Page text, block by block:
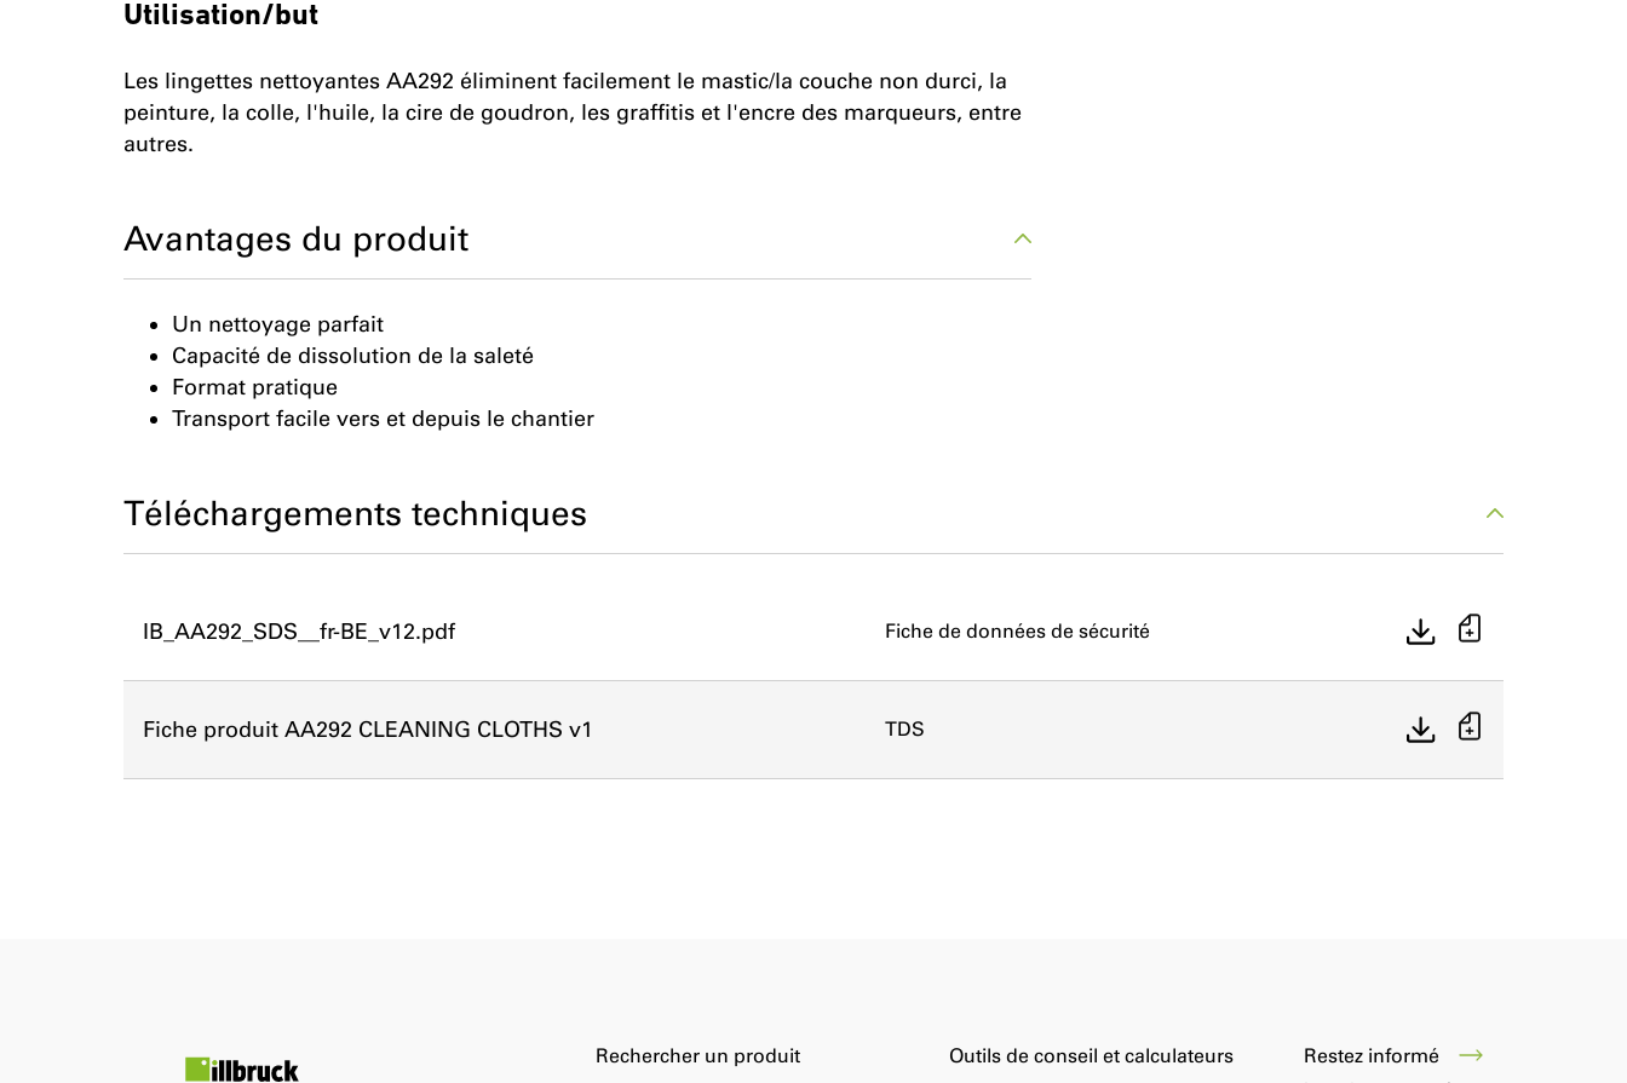
Utilisation/but
Les lingettes nettoyantes AA292 éliminent facilement le mastic/la couche non durci, la
peinture, la colle, l'huile, la cire de goudron, les graffitis et l'encre des marqueurs, entre
autres.
Avantages du produit
Un nettoyage parfait
Capacité de dissolution de la saleté
Format pratique
Transport facile vers et depuis le chantier
Téléchargements techniques
IB_AA292_SDS__fr-BE_v12.pdf Fiche de données de sécurité
Fiche produit AA292 CLEANING CLOTHS v1 TDS
Rechercher un produit Outils de conseil et calculateurs Restez informé